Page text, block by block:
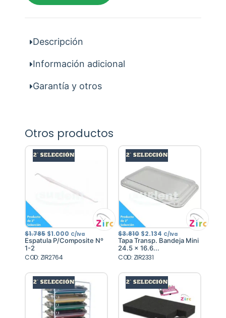
Descripción
Información adicional
Garantía y otros
Otros productos
$1.785 El
precio
original
$1.785.
$1.000 El
precio
actual
C/Iva
Espatula P/Composite Nº
1-2
COD: ZIR2764
$3.810 El
precio
original
era:
$3.810.
$2.134 El
precio
actual
C/Iva
Tapa Transp. Bandeja Mini
24.5 x 16.6...
COD: ZIR2331